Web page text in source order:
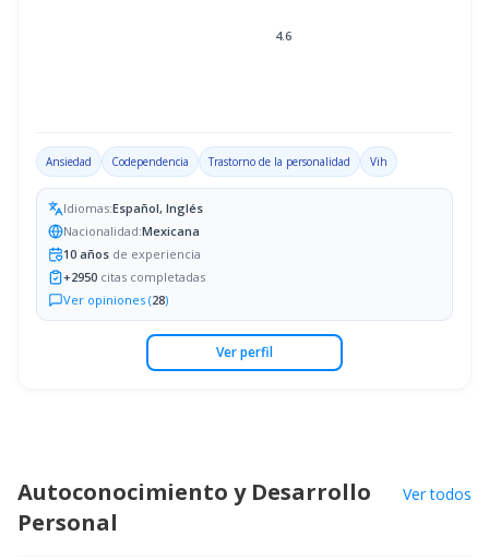
4.6
Ansiedad Codependencia Trastorno de la personalidad Vih
Idiomas:Español, Inglés
Nacionalidad:Mexicana
10 años de experiencia
+2950 citas completadas
Ver opiniones (28)
Ver perfil
Autoconocimiento y Desarrollo
Personal
Ver todos